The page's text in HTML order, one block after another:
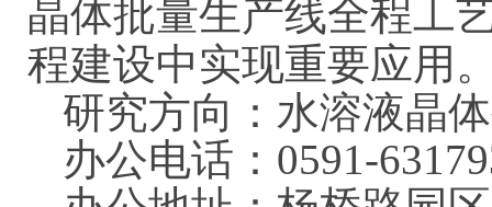
晶体批量生产线全程工
程建设中实现重要应用
研究方向：水溶液晶
办公电话：0591-